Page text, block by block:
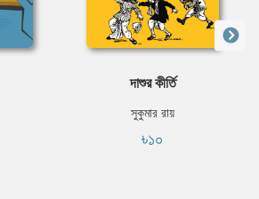
দাশুর কীর্তি
সুকুমার রায়
৳১০